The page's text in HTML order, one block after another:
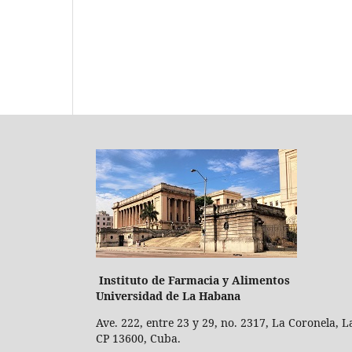
Instituto de Farmacia y
Universidad de La Habana
Ave. 222, entre 23 y 29, no. 2317, La Coronela,
CP 13600, Cuba.